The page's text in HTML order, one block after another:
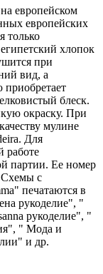
европейском
европейских
только
хлопок
при
вид, а
приобретает
блеск.
окраску. При
мулине
Для
работе
партии. Ее номер
Схемы с
печатаются в
рукоделие", "
рукоделие", "
" Мода и
и др.